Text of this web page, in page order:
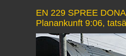
EN 229 SPREE
Planankunft 9:06,